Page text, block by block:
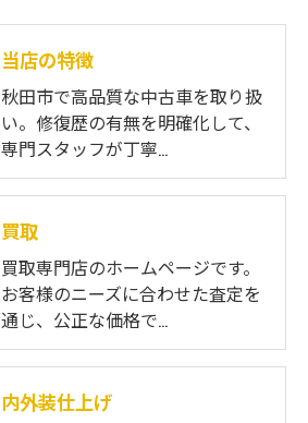
当店の特徴
秋田市で高品質な中古車を取り扱
い。修復歴の有無を明確化して、
専門スタッフが丁寧…
買取
買取専門店のホームページです。
お客様のニーズに合わせた査定を
通じ、公正な価格で…
内外装仕上げ